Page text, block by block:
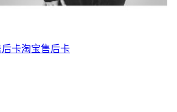
卡淘宝售后卡